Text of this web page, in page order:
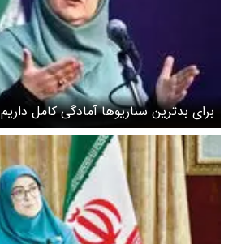
برای بدترین سناریوها آمادگی کامل داریم